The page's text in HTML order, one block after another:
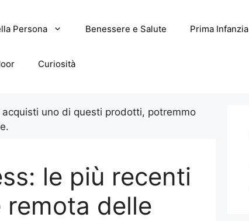
Persona Benessere e Salute Prima Infanzia
Curiosità
uno di questi prodotti, potremmo
le più recenti
delle